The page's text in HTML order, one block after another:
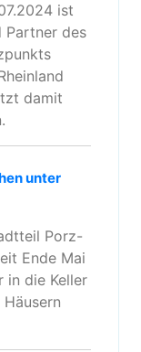
ist
Partner des
damit
unter
Porz-
Ende Mai
in die Keller